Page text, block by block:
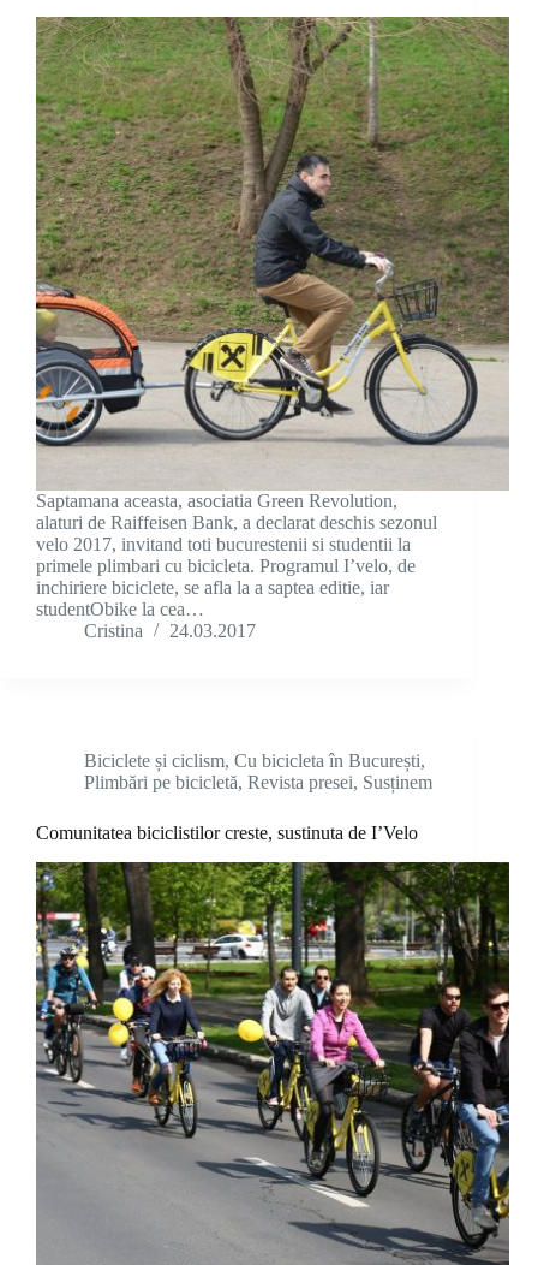
Saptamana aceasta, asociatia Green Revolution,
alaturi de Raiffeisen Bank, a declarat deschis sezonul
velo 2017, invitand toti bucurestenii si studentii la
primele plimbari cu bicicleta. Programul I’velo, de
inchiriere biciclete, se afla la a saptea editie, iar
studentObike la cea…
Cristina
24.03.2017
Biciclete și ciclism, Cu bicicleta în București,
Plimbări pe bicicletă, Revista presei, Susținem
Comunitatea biciclistilor creste, sustinuta de I’Velo